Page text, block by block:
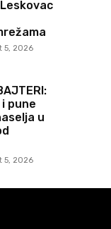
5, 2026
pune
u
5, 2026